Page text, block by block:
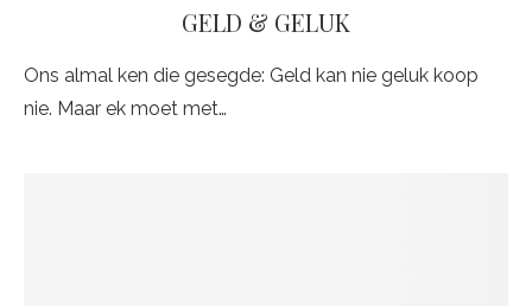
GELD & GELUK
Ons almal ken die gesegde: Geld kan nie geluk koop
nie. Maar ek moet met…